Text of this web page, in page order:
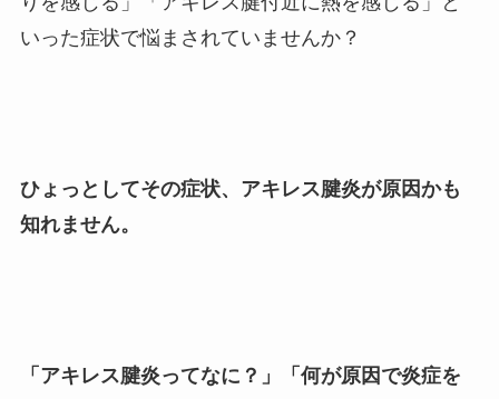
いった症状で悩まされていませんか？
ひょっとしてその症状、アキレス腱炎が原因かも
知れません。
「アキレス腱炎ってなに？」「何が原因で炎症を